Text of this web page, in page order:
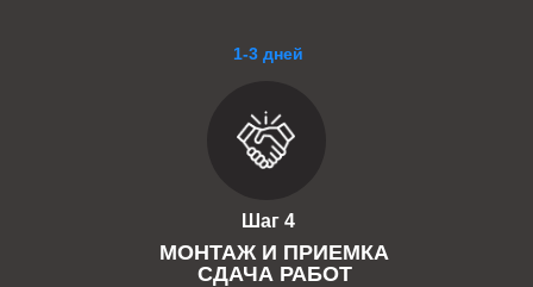
1-3 дней
Шаг 4
МОНТАЖ И ПРИЕМКА
СДАЧА РАБОТ